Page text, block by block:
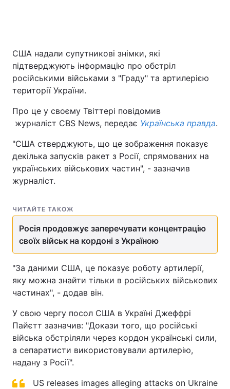
США надали супутникові знімки, які
підтверджують інформацію про обстріл
російськими військами з "Граду" та артилерією
території України.
Про це у своєму Твіттері повідомив
журналіст CBS News, передає Українська правда.
"США стверджують, що це зображення показує
декілька запусків ракет з Росії, спрямованих на
українських військових частин", - зазначив
журналіст.
ЧИТАЙТЕ ТАКОЖ
Росія продовжує заперечувати концентрацію
своїх військ на кордоні з Україною
"За даними США, це показує роботу артилерії,
яку можна знайти тільки в російських військових
частинах", - додав він.
У свою чергу посол США в Україні Джеффрі
Пайєтт зазначив: "Докази того, що російські
війська обстріляли через кордон українські сили,
а сепаратисти використовували артилерію,
надану з Росії".
US releases images alleging attacks on Ukraine